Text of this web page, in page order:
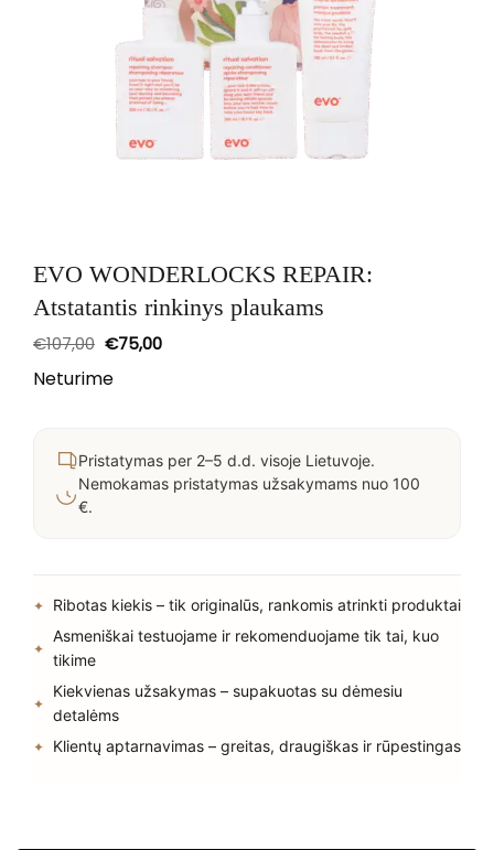
EVO WONDERLOCKS REPAIR:
Atstatantis rinkinys plaukams
€107,00 Original
price
was:
€107,00.
€75,00Current
Neturime
Pristatymas per 2–5 d.d. visoje Lietuvoje.
Nemokamas pristatymas užsakymams nuo 100
€.
Ribotas kiekis – tik originalūs, rankomis atrinkti produktai
Asmeniškai testuojame ir rekomenduojame tik tai, kuo
tikime
Kiekvienas užsakymas – supakuotas su dėmesiu
detalėms
Klientų aptarnavimas – greitas, draugiškas ir rūpestingas